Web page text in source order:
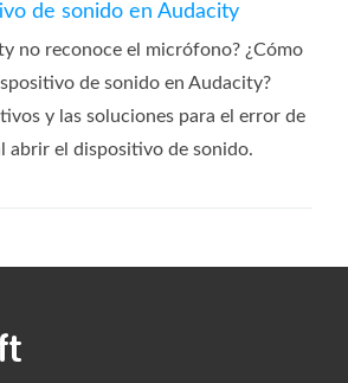
de sonido en Audacity
no reconoce el micrófono? ¿Cómo
de sonido en Audacity?
y las soluciones para el error de
abrir el dispositivo de sonido.